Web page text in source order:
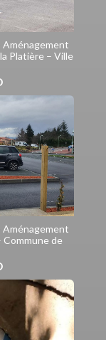
Aménagement
Platière – Ville
Aménagement
Commune de